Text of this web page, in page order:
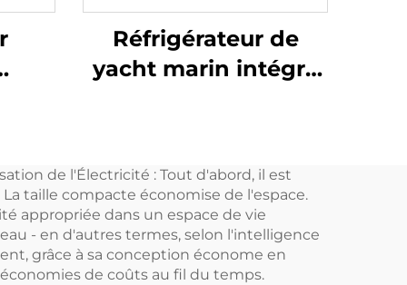
Réfrigérateur de
yacht marin intégré
Réfrigérateur à tiroir
mini DC 20L pour
voiture
de l'Électricité : Tout d'abord, il est
taille compacte économise de l'espace.
appropriée dans un espace de vie
- en d'autres termes, selon l'intelligence
grâce à sa conception économe en
de coûts au fil du temps.